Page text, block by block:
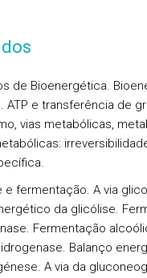
de Bioenergética.
ATP e transferência de
vias metabólicas,
e fermentação. A via
da glicólise.
Fermentação
Balanço
A via da